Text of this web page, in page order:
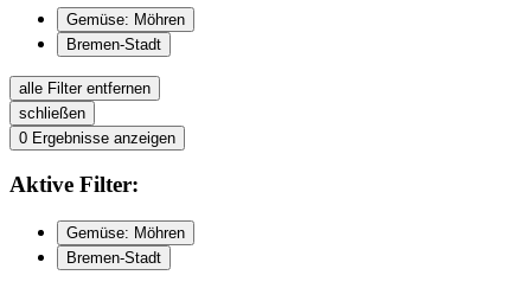
Gemüse: Möhren
Bremen-Stadt
alle Filter entfernen
schließen
0 Ergebnisse anzeigen
Aktive Filter:
Gemüse: Möhren
Bremen-Stadt